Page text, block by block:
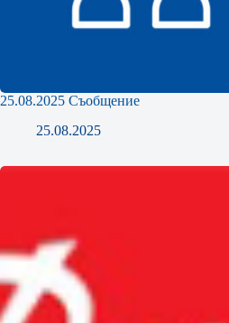
25.08.2025 Съобщение
25.08.2025